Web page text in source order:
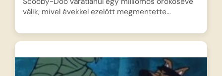
válik, mivel évekkel ezelőtt megmentette…